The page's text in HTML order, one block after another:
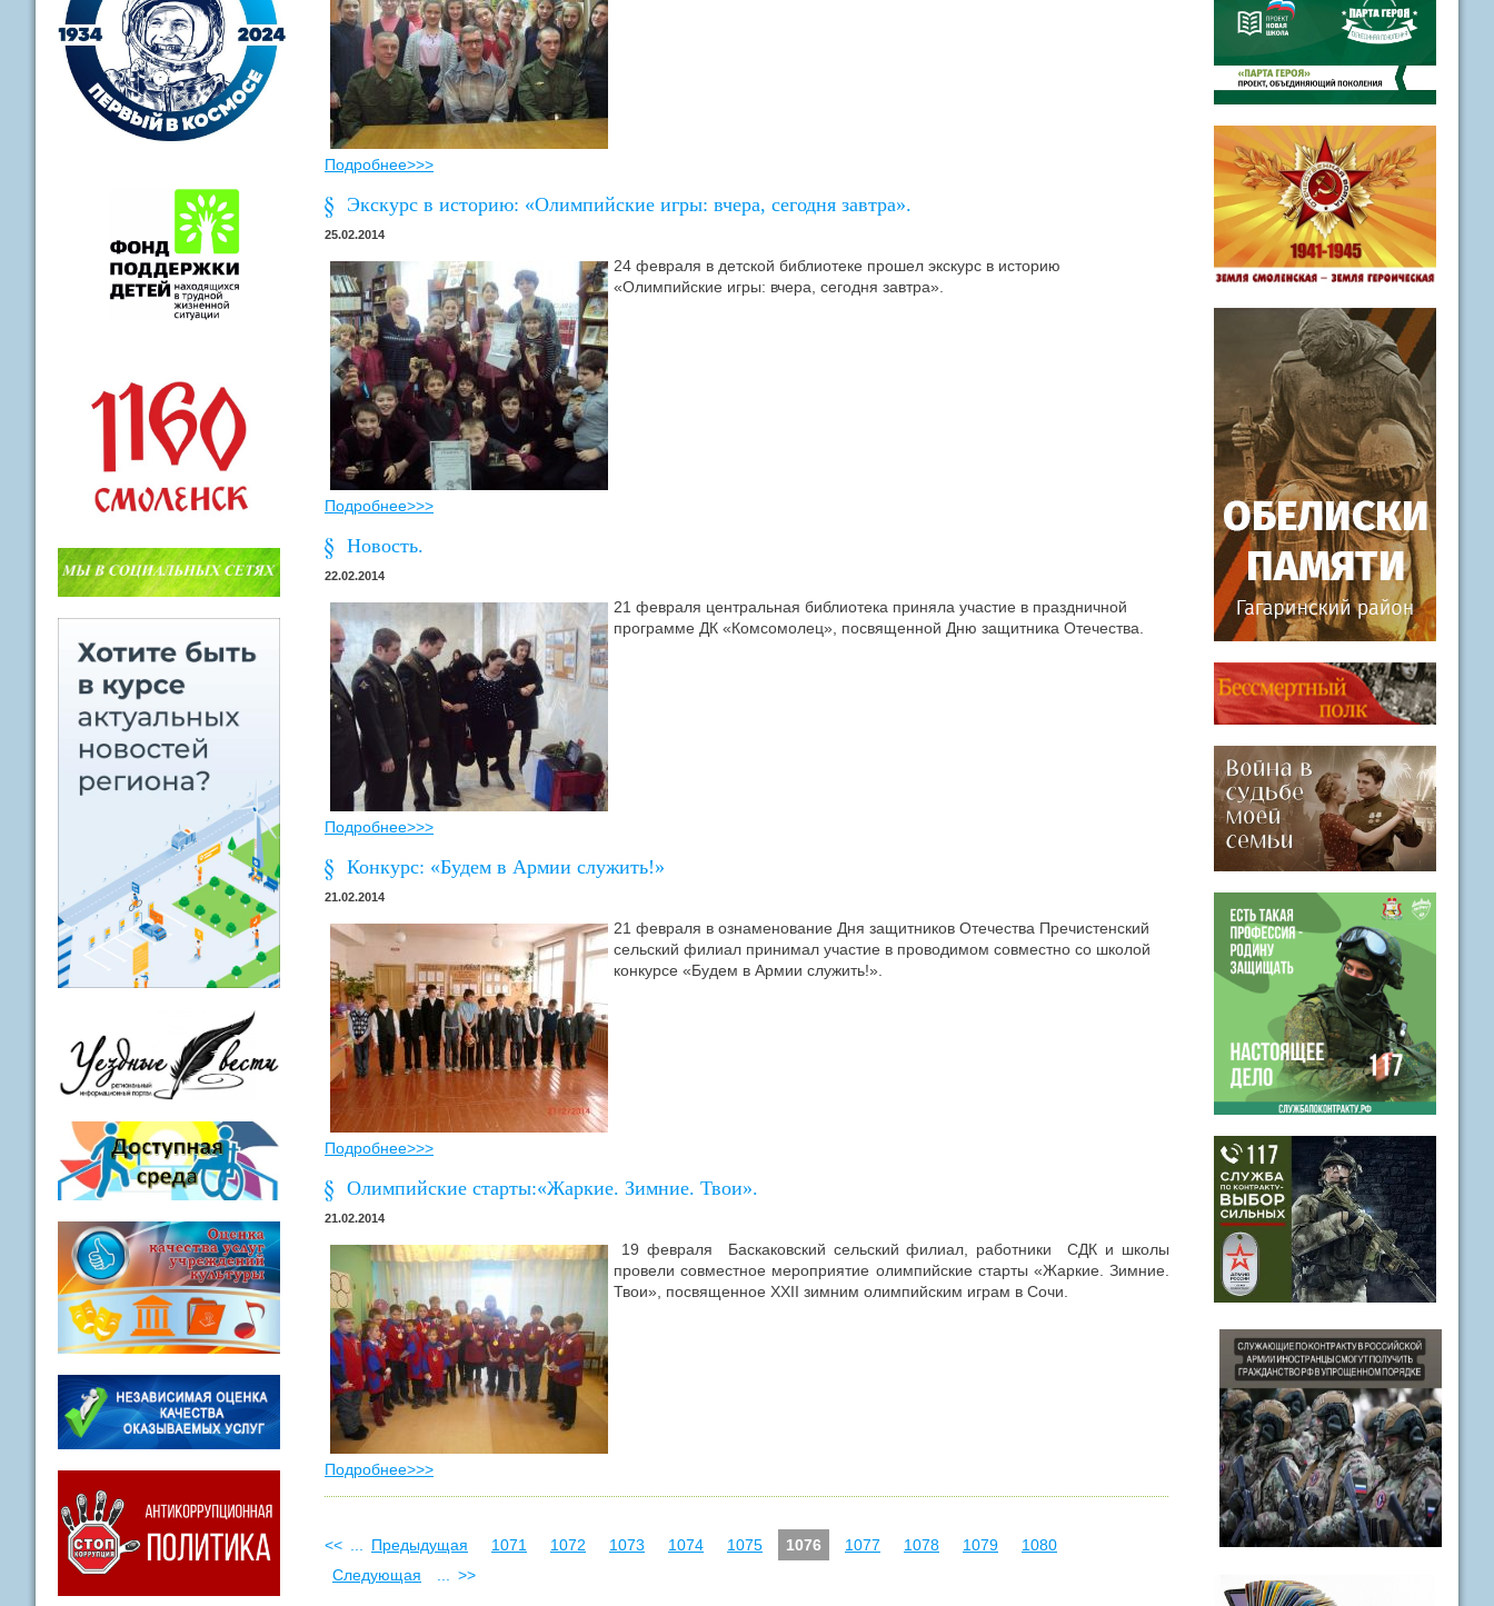
Подробнее>>>
Экскурс в историю: «Олимпийские игры: вчера, сегодня завтра».
25.02.2014
24 февраля в детской библиотеке прошел экскурс в историю
«Олимпийские игры: вчера, сегодня завтра».
Подробнее>>>
Новость.
22.02.2014
21 февраля центральная библиотека приняла участие в праздничной
программе ДК «Комсомолец», посвященной Дню защитника Отечества.
Подробнее>>>
Конкурс: «Будем в Армии служить!»
21.02.2014
21 февраля в ознаменование Дня защитников Отечества Пречистенский
сельский филиал принимал участие в проводимом совместно со школой
конкурсе «Будем в Армии служить!».
Подробнее>>>
Олимпийские старты:«Жаркие. Зимние. Твои».
21.02.2014
19 февраля Баскаковский сельский филиал, работники СДК и школы
провели совместное мероприятие олимпийские старты «Жаркие. Зимние.
Твои», посвященное XXII зимним олимпийским играм в Сочи.
Подробнее>>>
<< Предыдущая 1071 1072 1073 1074 1075 1076 1077 1078 1079
1080
Следующая
>>